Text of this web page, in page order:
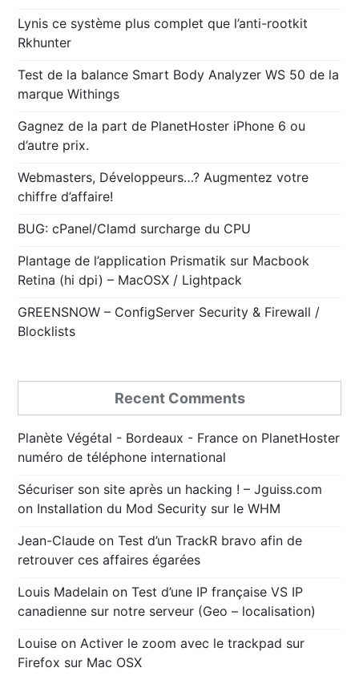
Lynis ce système plus complet que l’anti-rootkit
Rkhunter
Test de la balance Smart Body Analyzer WS 50 de la
marque Withings
Gagnez de la part de PlanetHoster iPhone 6 ou
d’autre prix.
Webmasters, Développeurs…? Augmentez votre
chiffre d’affaire!
BUG: cPanel/Clamd surcharge du CPU
Plantage de l’application Prismatik sur Macbook
Retina (hi dpi) – MacOSX / Lightpack
GREENSNOW – ConfigServer Security & Firewall /
Blocklists
Recent Comments
Planète Végétal - Bordeaux - France on PlanetHoster
numéro de téléphone international
Sécuriser son site après un hacking ! – Jguiss.com
on Installation du Mod Security sur le WHM
Jean-Claude onTest d’un TrackR bravo afin de
retrouver ces affaires égarées
Louis Madelain onTest d’une IP française VS IP
canadienne sur notre serveur (Geo – localisation)
Louise on Activer le zoom avec le trackpad sur
Firefox sur Mac OSX